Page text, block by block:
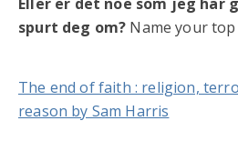
spurt deg om? Name your
The end of faith : religion,
reason by Sam Harris